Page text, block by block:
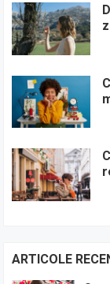
ARTICOLE